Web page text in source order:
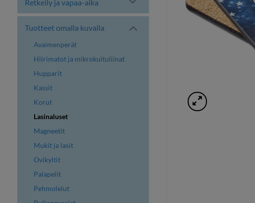
Retkeily ja vapaa-aika
Tuotteet omalla kuvalla
Avaimenperät
Hiirimatot ja mikrokuituliinat
Hupparit
Kassit
Korut
Lasinaluset
Magneetit
Mukit ja lasit
Ovikyltit
Palapelit
Pehmolelut